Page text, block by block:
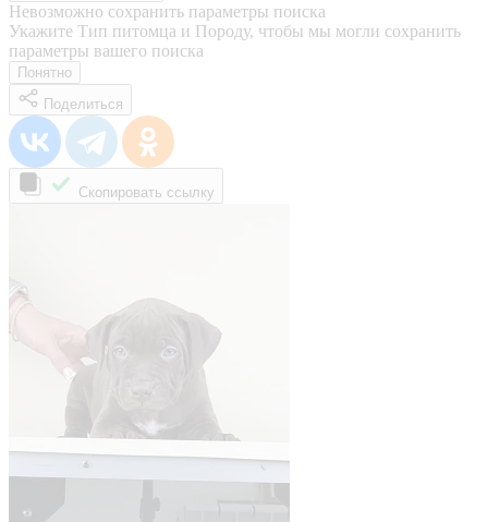
Невозможно сохранить параметры поиска
Укажите Тип питомца и Породу, чтобы мы могли сохранить
параметры вашего поиска
Понятно
Поделиться
Скопировать ссылку